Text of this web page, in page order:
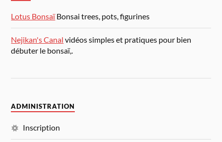
Lotus BonsaïBonsai trees, pots, figurines
Nejikan's Canal vidéos simples et pratiques pour bien
débuter le bonsaï,.
ADMINISTRATION
Inscription